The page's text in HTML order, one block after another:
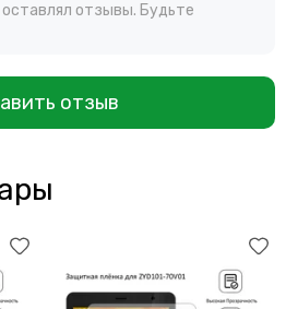
отзывы. Будьте
отзыв